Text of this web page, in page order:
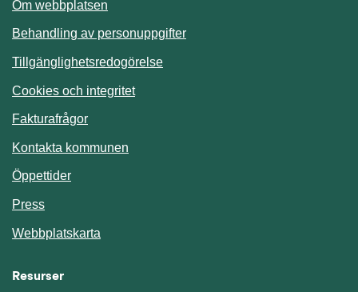
Om webbplatsen
Behandling av personuppgifter
Tillgänglighetsredogörelse
Cookies och integritet
Fakturafrågor
Kontakta kommunen
Öppettider
Press
Webbplatskarta
Resurser